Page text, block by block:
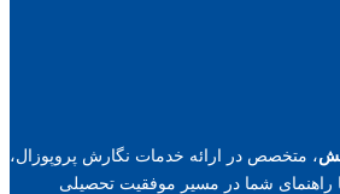
، متخصص در ارائه خدمات نگارش پروپوزال،
راهنمای شما در مسیر موفقیت تحصیلی